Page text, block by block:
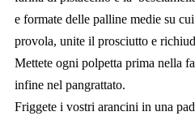
e formate delle palline medie su
provola, unite il prosciutto e
Mettete ogni polpetta prima nella
infine nel pangrattato.
Friggete i vostri arancini in una